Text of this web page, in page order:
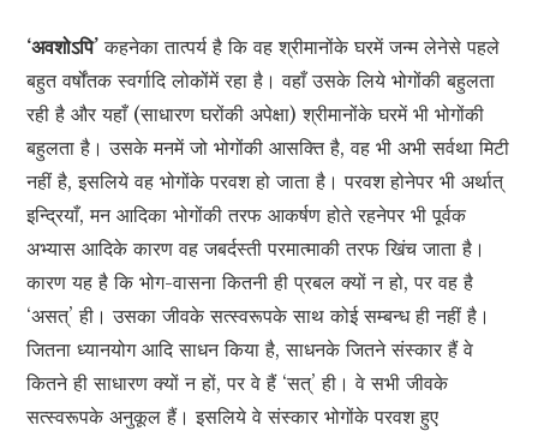
‘अवशोऽपि’ कहनेका तात्पर्य है कि वह श्रीमानोंके घरमें जन्म लेनेसे पहले
बहुत वर्षोंतक स्वर्गादि लोकोंमें रहा है। वहाँ उसके लिये भोगोंकी बहुलता
रही है और यहाँ (साधारण घरोंकी अपेक्षा) श्रीमानोंके घरमें भी भोगोंकी
बहुलता है। उसके मनमें जो भोगोंकी आसक्ति है, वह भी अभी सर्वथा मिटी
नहीं है, इसलिये वह भोगोंके परवश हो जाता है। परवश होनेपर भी अर्थात्
इन्द्रियाँ, मन आदिका भोगोंकी तरफ आकर्षण होते रहनेपर भी पूर्वक
अभ्यास आदिके कारण वह जबर्दस्ती परमात्माकी तरफ खिंच जाता है।
कारण यह है कि भोग-वासना कितनी ही प्रबल क्यों न हो, पर वह है
‘असत्’ ही। उसका जीवके सत्स्वरूपके साथ कोई सम्बन्ध ही नहीं है।
जितना ध्यानयोग आदि साधन किया है, साधनके जितने संस्कार हैं वे
कितने ही साधारण क्यों न हों, पर वे हैं ‘सत्’ ही। वे सभी जीवके
सत्स्वरूपके अनुकूल हैं। इसलिये वे संस्कार भोगोंके परवश हुए